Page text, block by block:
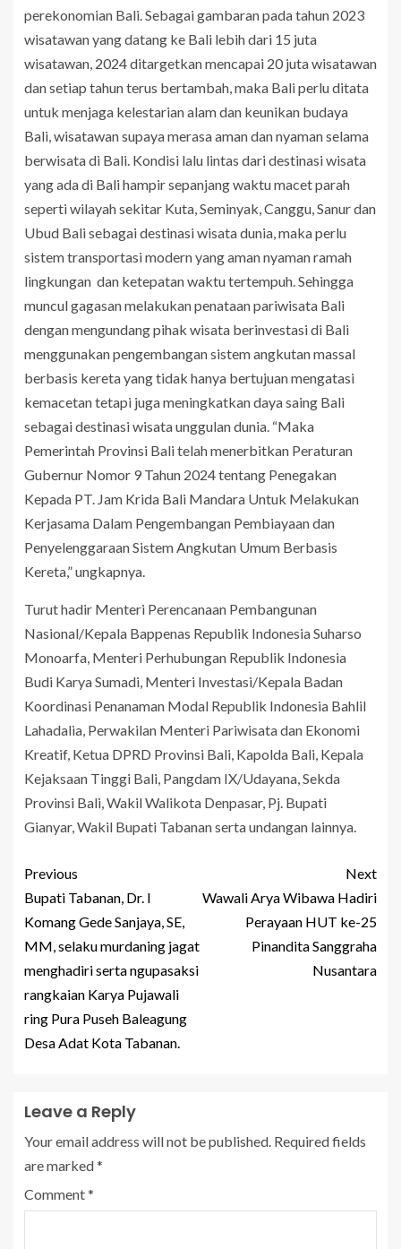
perekonomian Bali. Sebagai gambaran pada tahun 2023
wisatawan yang datang ke Bali lebih dari 15 juta
wisatawan, 2024 ditargetkan mencapai 20 juta wisatawan
dan setiap tahun terus bertambah, maka Bali perlu ditata
untuk menjaga kelestarian alam dan keunikan budaya
Bali, wisatawan supaya merasa aman dan nyaman selama
berwisata di Bali. Kondisi lalu lintas dari destinasi wisata
yang ada di Bali hampir sepanjang waktu macet parah
seperti wilayah sekitar Kuta, Seminyak, Canggu, Sanur dan
Ubud Bali sebagai destinasi wisata dunia, maka perlu
sistem transportasi modern yang aman nyaman ramah
lingkungan dan ketepatan waktu tertempuh. Sehingga
muncul gagasan melakukan penataan pariwisata Bali
dengan mengundang pihak wisata berinvestasi di Bali
menggunakan pengembangan sistem angkutan massal
berbasis kereta yang tidak hanya bertujuan mengatasi
kemacetan tetapi juga meningkatkan daya saing Bali
sebagai destinasi wisata unggulan dunia. “Maka
Pemerintah Provinsi Bali telah menerbitkan Peraturan
Gubernur Nomor 9 Tahun 2024 tentang Penegakan
Kepada PT. Jam Krida Bali Mandara Untuk Melakukan
Kerjasama Dalam Pengembangan Pembiayaan dan
Penyelenggaraan Sistem Angkutan Umum Berbasis
Kereta,” ungkapnya.
Turut hadir Menteri Perencanaan Pembangunan
Nasional/Kepala Bappenas Republik Indonesia Suharso
Monoarfa, Menteri Perhubungan Republik Indonesia
Budi Karya Sumadi, Menteri Investasi/Kepala Badan
Koordinasi Penanaman Modal Republik Indonesia Bahlil
Lahadalia, Perwakilan Menteri Pariwisata dan Ekonomi
Kreatif, Ketua DPRD Provinsi Bali, Kapolda Bali, Kepala
Kejaksaan Tinggi Bali, Pangdam IX/Udayana, Sekda
Provinsi Bali, Wakil Walikota Denpasar, Pj. Bupati
Gianyar, Wakil Bupati Tabanan serta undangan lainnya.
Previous
Bupati Tabanan, Dr. I
Komang Gede Sanjaya, SE,
MM, selaku murdaning jagat
menghadiri serta ngupasaksi
rangkaian Karya Pujawali
ring Pura Puseh Baleagung
Desa Adat Kota Tabanan.
Next
Wawali Arya Wibawa Hadiri
Perayaan HUT ke-25
Pinandita Sanggraha
Nusantara
Leave a Reply
Your email address will not be published. Required fields
are marked*
Comment*